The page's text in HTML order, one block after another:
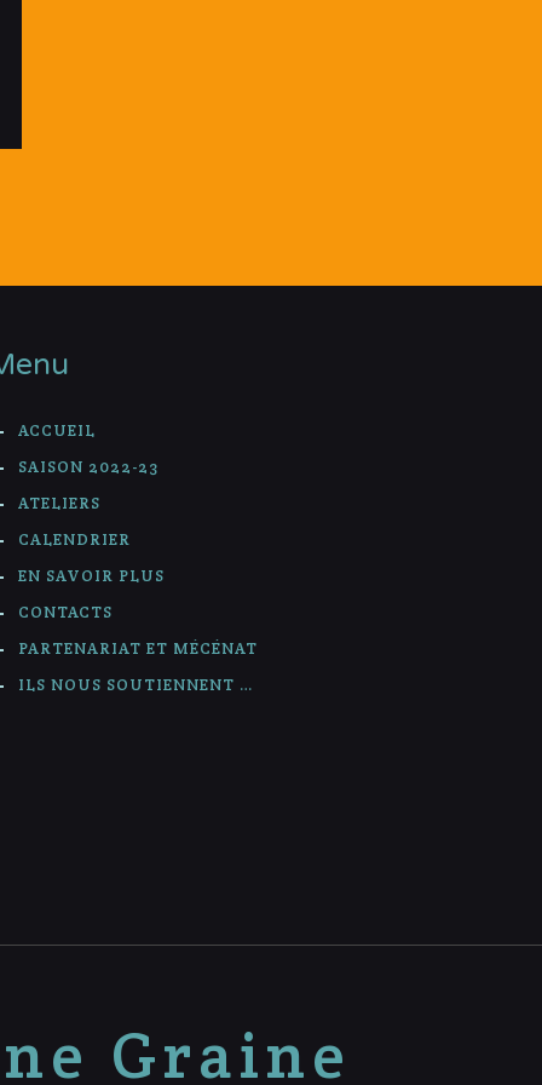
ACCUEIL
SAISON 2022-23
ATELIERS
CALENDRIER
EN SAVOIR PLUS
CONTACTS
PARTENARIAT ET MÉCÉNAT
ILS NOUS SOUTIENNENT …
Graine